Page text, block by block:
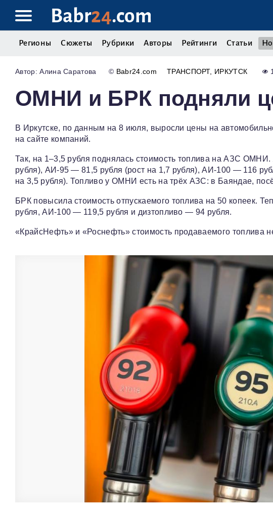
Babr24.com
Регионы Сюжеты Рубрики Авторы Рейтинги Статьи
Алина Саратова © Babr24.com ТРАНСПОРТ ИРКУТСК
ОМНИ и БРК подняли
В Иркутске, по данным на 8 июля, выросли цены на
на сайте компаний.
Так, на 1–3,5 рубля поднялась стоимость топлива на АЗС ОМНИ.
рубля), АИ‑95 — 81,5 рубля (рост на 1,7 рубля), АИ‑100 — 116
на 3,5 рубля). Топливо у ОМНИ есть на трёх АЗС: в Баяндае,
БРК повысила стоимость отпускаемого топлива на 50 копеек.
рубля, АИ‑100 — 119,5 рубля и дизтопливо — 94 рубля.
«КрайсНефть» и «Роснефть» стоимость продаваемого топлива